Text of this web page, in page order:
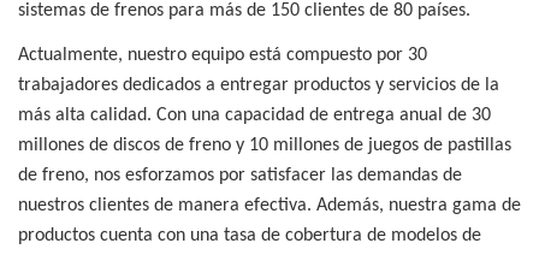
sistemas de frenos para más de 150 clientes de 80 países.
Actualmente, nuestro equipo está compuesto por 30
trabajadores dedicados a entregar productos y servicios de la
más alta calidad. Con una capacidad de entrega anual de 30
millones de discos de freno y 10 millones de juegos de pastillas
de freno, nos esforzamos por satisfacer las demandas de
nuestros clientes de manera efectiva. Además, nuestra gama de
productos cuenta con una tasa de cobertura de modelos de